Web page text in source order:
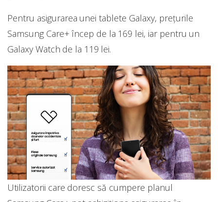
Pentru asigurarea unei tablete Galaxy, prețurile
Samsung Care+ încep de la 169 lei, iar pentru un
Galaxy Watch de la 119 lei.
Utilizatorii care doresc să cumpere planul